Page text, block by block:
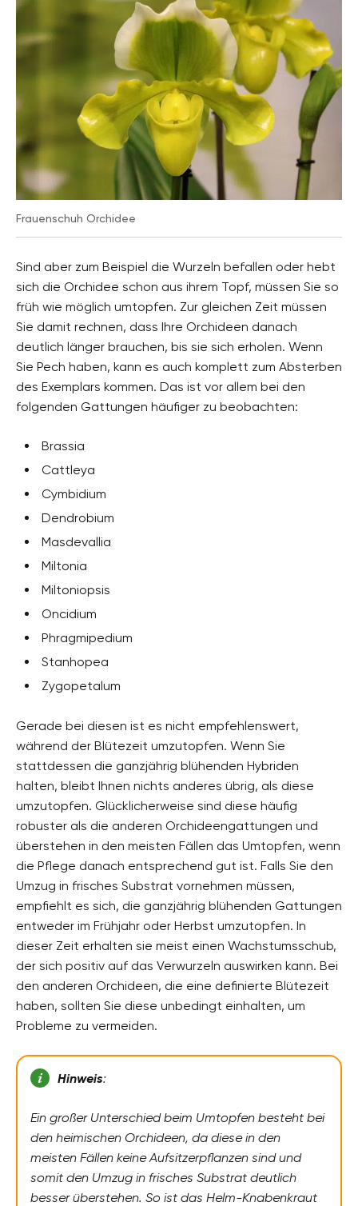
Frauenschuh Orchidee
Sind aber zum Beispiel die Wurzeln befallen oder hebt
sich die Orchidee schon aus ihrem Topf, müssen Sie so
früh wie möglich umtopfen. Zur gleichen Zeit müssen
Sie damit rechnen, dass Ihre Orchideen danach
deutlich länger brauchen, bis sie sich erholen. Wenn
Sie Pech haben, kann es auch komplett zum Absterben
des Exemplars kommen. Das ist vor allem bei den
folgenden Gattungen häufiger zu beobachten:
Brassia
Cattleya
Cymbidium
Dendrobium
Masdevallia
Miltonia
Miltoniopsis
Oncidium
Phragmipedium
Stanhopea
Zygopetalum
Gerade bei diesen ist es nicht empfehlenswert,
während der Blütezeit umzutopfen. Wenn Sie
stattdessen die ganzjährig blühenden Hybriden
halten, bleibt Ihnen nichts anderes übrig, als diese
umzutopfen. Glücklicherweise sind diese häufig
robuster als die anderen Orchideengattungen und
überstehen in den meisten Fällen das Umtopfen, wenn
die Pflege danach entsprechend gut ist. Falls Sie den
Umzug in frisches Substrat vornehmen müssen,
empfiehlt es sich, die ganzjährig blühenden Gattungen
entweder im Frühjahr oder Herbst umzutopfen. In
dieser Zeit erhalten sie meist einen Wachstumsschub,
der sich positiv auf das Verwurzeln auswirken kann. Bei
den anderen Orchideen, die eine definierte Blütezeit
haben, sollten Sie diese unbedingt einhalten, um
Probleme zu vermeiden.
Hinweis:
Ein großer Unterschied beim Umtopfen besteht bei
den heimischen Orchideen, da diese in den
meisten Fällen keine Aufsitzerpflanzen sind und
somit den Umzug in frisches Substrat deutlich
besser überstehen. So ist das Helm-Knabenkraut